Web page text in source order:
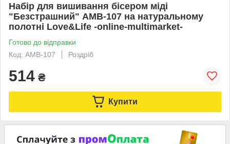
Набір для вишивання бісером міді
"Безстрашний" AMB-107 на натуральному
полотні Love&Life -online-multimarket-
Готово до відправки
Код: AMB-107
Роздріб
514 ₴
Купити